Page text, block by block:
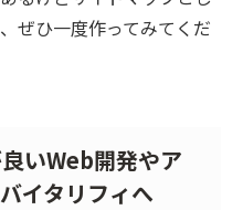
ぜひ一度作ってみてくだ
いWeb開発やア
イタリフィへ